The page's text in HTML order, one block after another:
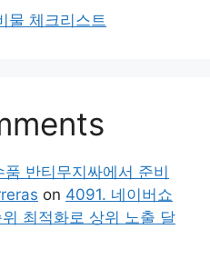
물 체크리스트
반티무지싸에서 준비
on 4091. 네이버쇼
최적화로 상위 노출 달